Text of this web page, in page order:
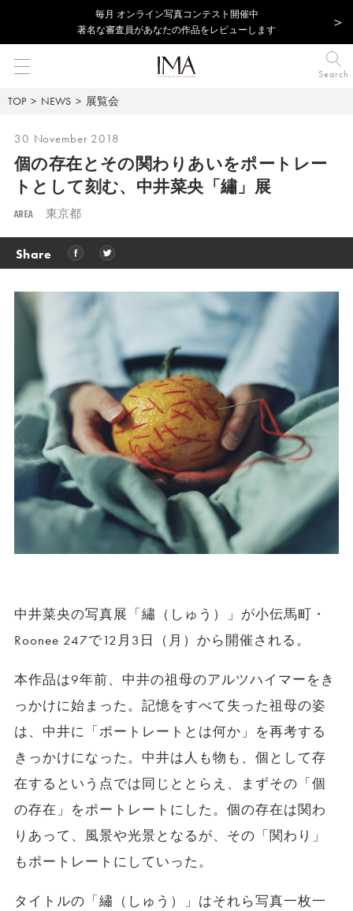
毎⽉ オンライン写真コンテスト開催中
著名な審査員があなたの作品をレビューします
Search
TOP NEWS 展覧会
30 November 2018
個の存在とその関わりあいをポートレー
トとして刻む、中井菜央「繡」展
AREA 東京都
Share
中井菜央の写真展「繡（しゅう）」が小伝馬町・
Roonee 247で12月3日（月）から開催される。
本作品は9年前、中井の祖母のアルツハイマーをき
っかけに始まった。記憶をすべて失った祖母の姿
は、中井に「ポートレートとは何か」を再考する
きっかけになった。中井は人も物も、個として存
在するという点では同じととらえ、まずその「個
の存在」をポートレートにした。個の存在は関わ
りあって、風景や光景となるが、その「関わり」
もポートレートにしていった。
タイトルの「繡（しゅう）」はそれら写真一枚一